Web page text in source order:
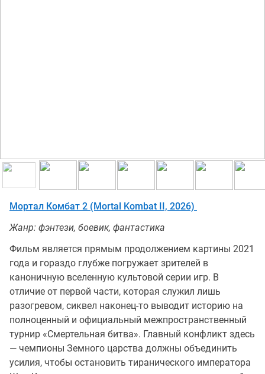
Мортал Комбат 2 (Mortal Kombat II, 2026)
Жанр: фэнтези, боевик, фантастика
Фильм является прямым продолжением картины 2021
года и гораздо глубже погружает зрителей в
каноничную вселенную культовой серии игр. В
отличие от первой части, которая служил лишь
разогревом, сиквел наконец-то выводит историю на
полноценный и официальный межпространственный
турнир «Смертельная битва». Главный конфликт здесь
— чемпионы Земного царства должны объединить
усилия, чтобы остановить тиранического императора